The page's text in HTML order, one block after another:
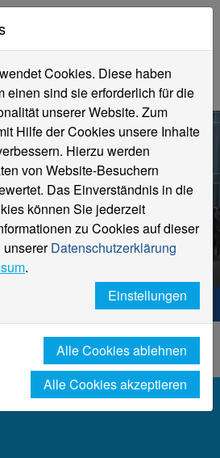
und Kontakte
Niederrhein. Dein Weg.
Kontakte
Cookies. Diese haben
einen sind sie erforderlich für die
unserer Website. Zum
Hilfe der Cookies unsere Inhalte
Hierzu werden
von Website-Besuchern
Das Einverständnis in die
können Sie jederzeit
zu Cookies auf dieser
unsererDatenschutzerklärung
.
Einstellungen
Alle Cookies ablehnen
Alle Cookies akzeptieren